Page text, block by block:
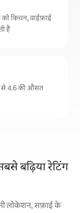
को किचन, वाईफ़ाई
हैं
से 4.6 की औसत
बढ़िया रेटिंग
लोकेशन, सफ़ाई के